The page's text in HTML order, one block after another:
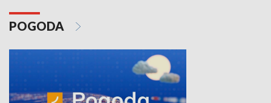
POGODA